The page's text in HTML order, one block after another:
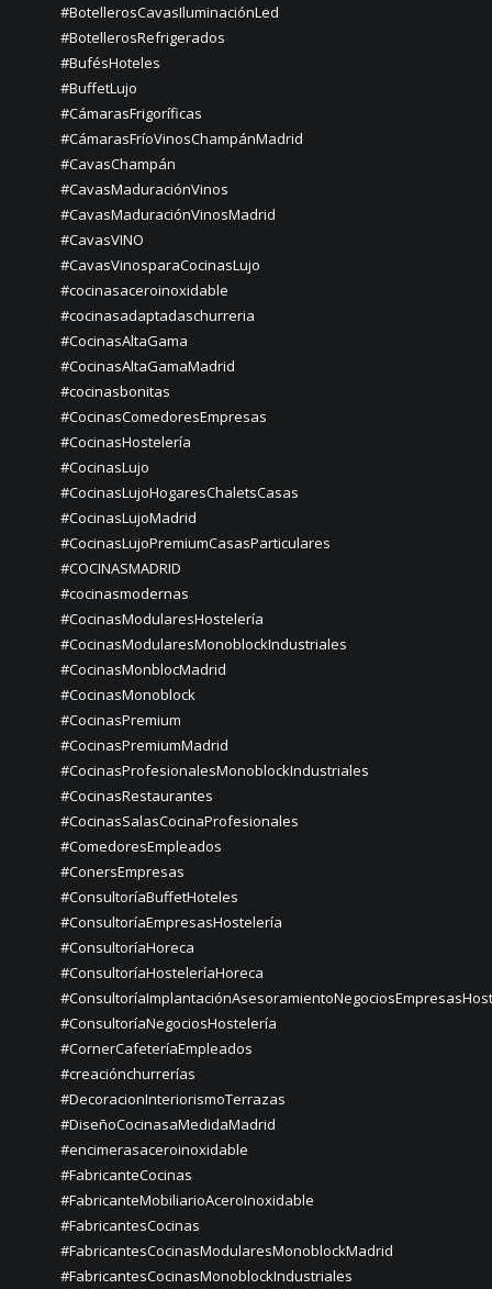
#BotellerosCavasIluminaciónLed
#BotellerosRefrigerados
#BufésHoteles
#BuffetLujo
#CámarasFrigoríficas
#CámarasFríoVinosChampánMadrid
#CavasChampán
#CavasMaduraciónVinos
#CavasMaduraciónVinosMadrid
#CavasVINO
#CavasVinosparaCocinasLujo
#cocinasaceroinoxidable
#cocinasadaptadaschurreria
#CocinasAltaGama
#CocinasAltaGamaMadrid
#cocinasbonitas
#CocinasComedoresEmpresas
#CocinasHostelería
#CocinasLujo
#CocinasLujoHogaresChaletsCasas
#CocinasLujoMadrid
#CocinasLujoPremiumCasasParticulares
#COCINASMADRID
#cocinasmodernas
#CocinasModularesHostelería
#CocinasModularesMonoblockIndustriales
#CocinasMonblocMadrid
#CocinasMonoblock
#CocinasPremium
#CocinasPremiumMadrid
#CocinasProfesionalesMonoblockIndustriales
#CocinasRestaurantes
#CocinasSalasCocinaProfesionales
#ComedoresEmpleados
#ConersEmpresas
#ConsultoríaBuffetHoteles
#ConsultoríaEmpresasHostelería
#ConsultoríaHoreca
#ConsultoríaHosteleríaHoreca
#ConsultoríaNegociosHostelería
#CornerCafeteríaEmpleados
#creaciónchurrerías
#DecoracionInteriorismoTerrazas
#DiseñoCocinasaMedidaMadrid
#encimerasaceroinoxidable
#FabricanteCocinas
#FabricanteMobiliarioAceroInoxidable
#FabricantesCocinas
#FabricantesCocinasModularesMonoblockMadrid
#FabricantesCocinasMonoblockIndustriales